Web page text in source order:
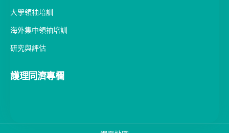
大學領袖培訓
海外集中領袖培訓
研究與評估
護理同濟專欄